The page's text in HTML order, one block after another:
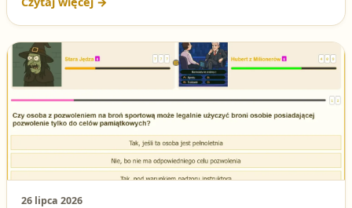
przerwy?** To nie tylko kwestia egzaminu, ale przede
wszystkim bezpieczeństwa!
26 lipca 2026